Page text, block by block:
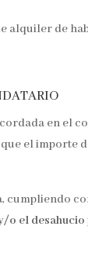
alquiler de
en el
el importe
cumpliendo
o el